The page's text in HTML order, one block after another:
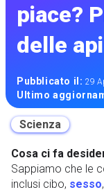
piace?
delle api
Pubblicato il:29
Ultimo
Scienza
Cosa ci fa
Sappiamo che le
inclusi cibo, sesso